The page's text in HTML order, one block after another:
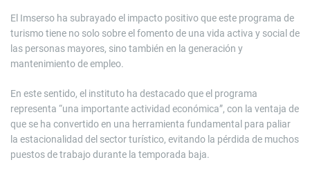
El Imserso ha subrayado el impacto positivo que este programa de
turismo tiene no solo sobre el fomento de una vida activa y social de
las personas mayores, sino también en la generación y
mantenimiento de empleo.
En este sentido, el instituto ha destacado que el programa
representa “una importante actividad económica”, con la ventaja de
que se ha convertido en una herramienta fundamental para paliar
la estacionalidad del sector turístico, evitando la pérdida de muchos
puestos de trabajo durante la temporada baja.